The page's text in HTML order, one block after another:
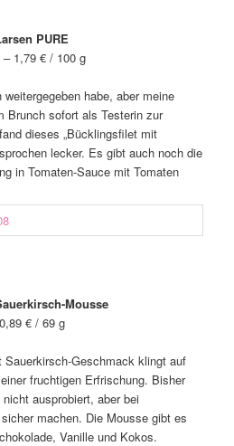
PURE
– 1,79 € / 100 g
habe, aber meine
Brunch sofort als Testerin zur
dieses „Bücklingsfilet mit
lecker. Es gibt auch noch die
in Tomaten-Sauce mit Tomaten
Mousse
0,89 € / 69 g
Geschmack klingt auf
fruchtigen Erfrischung. Bisher
ausprobiert, aber bei
machen. Die Mousse gibt es
Vanille und Kokos.